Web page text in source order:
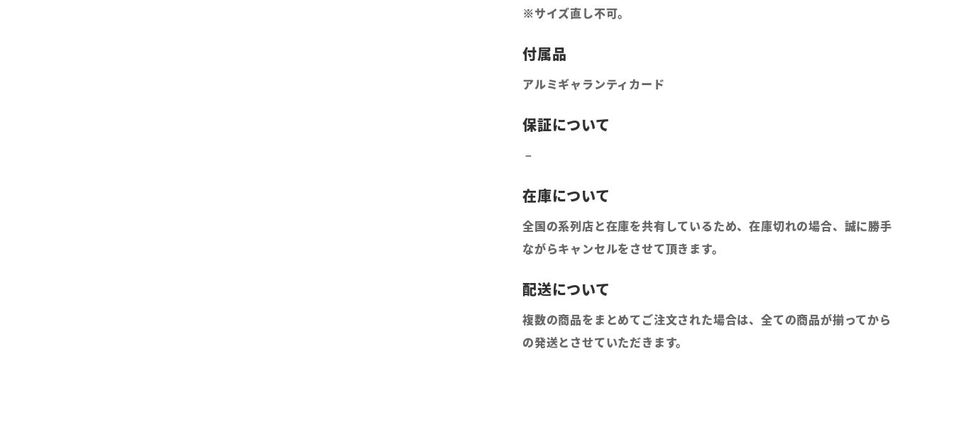
※サイズ直し不可。
アルミギャランティカード
全国の系列店と在庫を共有しているため、在庫切れの場合、誠に勝手
ながらキャンセルをさせて頂きます。
複数の商品をまとめてご注文された場合は、全ての商品が揃ってから
の発送とさせていただきます。